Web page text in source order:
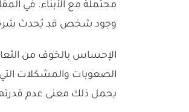
محتملة مع الأبناء. في
وجود شخص قد يُحدث شرخًا
الإحساس بالخوف من
الصعوبات والمشكلات التي
يحمل ذلك معنى عدم